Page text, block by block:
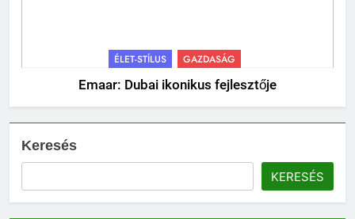
ÉLET-STÍLUS GAZDASÁG
Emaar: Dubai ikonikus fejlesztője
Keresés
KERESÉS